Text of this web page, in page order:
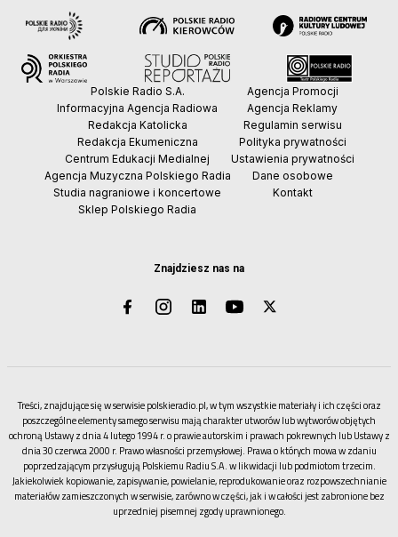
Znajdziesz nas na
Polskie Radio S.A.
Informacyjna Agencja Radiowa
Redakcja Katolicka
Redakcja Ekumeniczna
Centrum Edukacji Medialnej
Agencja Muzyczna Polskiego Radia
Studia nagraniowe i koncertowe
Sklep Polskiego Radia
Agencja Promocji
Agencja Reklamy
Regulamin serwisu
Polityka prywatności
Ustawienia prywatności
Dane osobowe
Kontakt
Treści, znajdujące się w serwisie polskieradio.pl, w tym wszystkie materiały i ich części oraz
poszczególne elementy samego serwisu mają charakter utworów lub wytworów objętych
ochroną Ustawy z dnia 4 lutego 1994 r. o prawie autorskim i prawach pokrewnych lub Ustawy z
dnia 30 czerwca 2000 r. Prawo własności przemysłowej. Prawa o których mowa w zdaniu
poprzedzającym przysługują Polskiemu Radiu S.A. w likwidacji lub podmiotom trzecim.
Jakiekolwiek kopiowanie, zapisywanie, powielanie, reprodukowanie oraz rozpowszechnianie
materiałów zamieszczonych w serwisie, zarówno w części, jak i w całości jest zabronione bez
uprzedniej pisemnej zgody uprawnionego.